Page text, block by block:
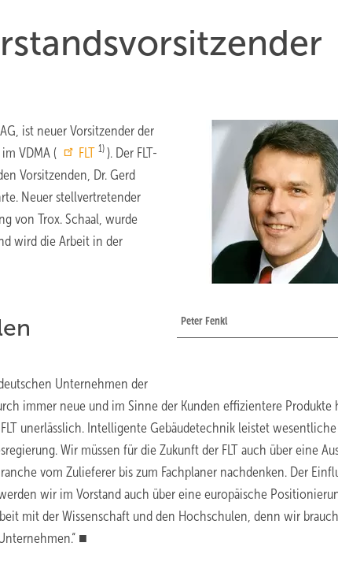
Peter Fenkl
ist neuer Vorsitzender der
VDMA (
FLT 1) ). Der FLT-
Vorsitzenden, Dr. Gerd
Neuer stellvertretender
von Trox. Schaal, wurde
wird die Arbeit in der
Unternehmen der
immer neue und im Sinne der Kunden effizientere Produkte
unerlässlich. Intelligente Gebäudetechnik leistet
Wir müssen für die Zukunft der FLT auch über eine
vom Zulieferer bis zum Fachplaner nachdenken. Der
wir im Vorstand auch über eine europäische
mit der Wissenschaft und den Hochschulen, denn wir
■